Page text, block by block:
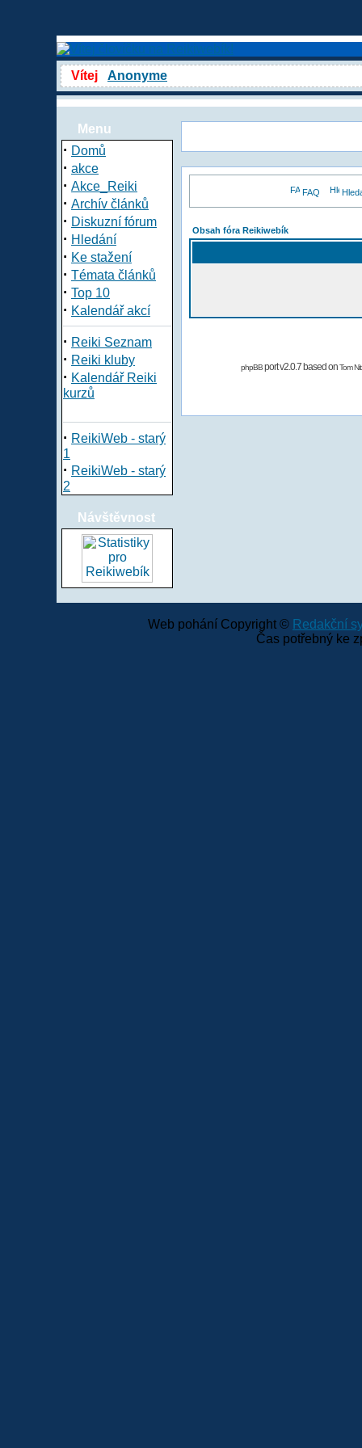
Vítej Anonyme
Menu
· Domů
· akce
· Akce_Reiki
· Archív článků
· Diskuzní fórum
· Hledání
· Ke stažení
· Témata článků
· Top 10
· Kalendář akcí
· Reiki Seznam
· Reiki kluby
· Kalendář Reiki
kurzů
· ReikiWeb - starý
1
· ReikiWeb - starý
2
Návštěvnost
FAQ
Obsah fóra Reikiwebík
phpBBport v2.0.7 based onTom
Web pohání Copyright © Redakční
Čas potřebný ke